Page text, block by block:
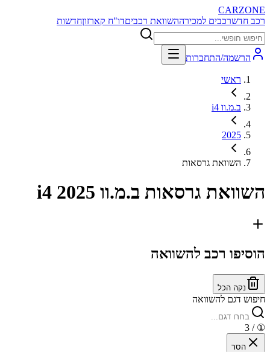
CARZONE
רכב חדשרכבים למכירההשוואת רכביםדו"ח קארזוןחדשות
הרשמה/התחברות
ראשי
ב.מ.וו i4
2025
השוואת גרסאות
השוואת גרסאות ב.מ.וו i4 2025
הוסיפו רכב להשוואה
נקה הכל
חיפוש דגם להשוואה
①
/ 3
הסר